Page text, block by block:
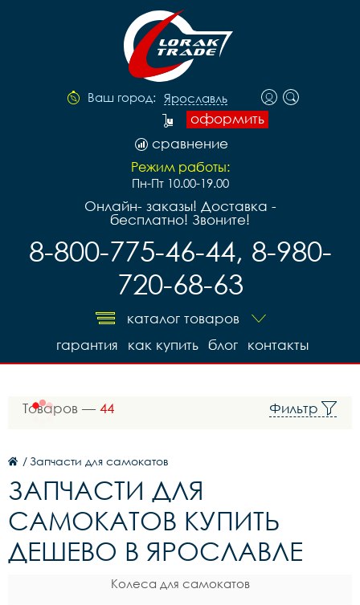
Ваш город: Ярославль
оформить
сравнение
Режим работы:
Пн-Пт 10.00-19.00
Онлайн- заказы! Доставка -
бесплатно! Звоните!
8-800-775-46-44, 8-980-
720-68-63
каталог товаров
контакты
блог
как купить
гарантия
Товаров — 44 Фильтр
/ Запчасти для самокатов
ЗАПЧАСТИ ДЛЯ
САМОКАТОВ КУПИТЬ
ДЕШЕВО В ЯРОСЛАВЛЕ
Колеса для самокатов